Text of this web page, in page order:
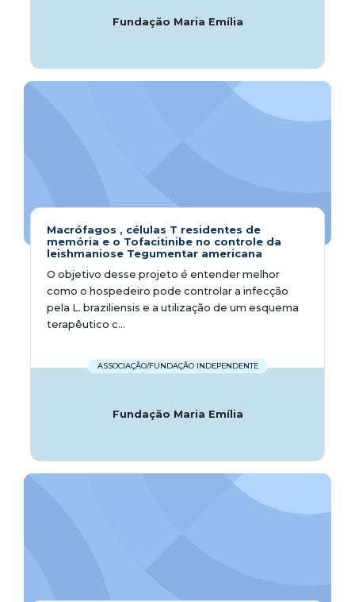
Fundação Maria Emília
Macrófagos , células T residentes de
memória e o Tofacitinibe no controle da
leishmaniose Tegumentar americana
O objetivo desse projeto é entender melhor
como o hospedeiro pode controlar a infecção
pela L. braziliensis e a utilização de um esquema
terapêutico c...
ASSOCIAÇÃO/FUNDAÇÃO INDEPENDENTE
Fundação Maria Emília